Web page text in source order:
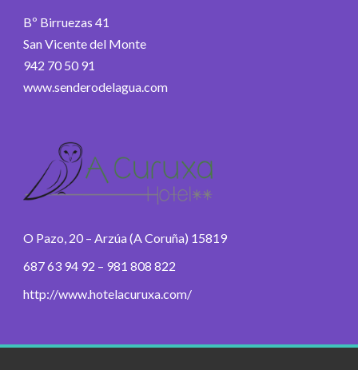
Bº Birruezas 41
San Vicente del Monte
942 70 50 91
www.senderodelagua.com
O Pazo, 20 – Arzúa (A Coruña) 15819
687 63 94 92 – 981 808 822
http://www.hotelacuruxa.com/